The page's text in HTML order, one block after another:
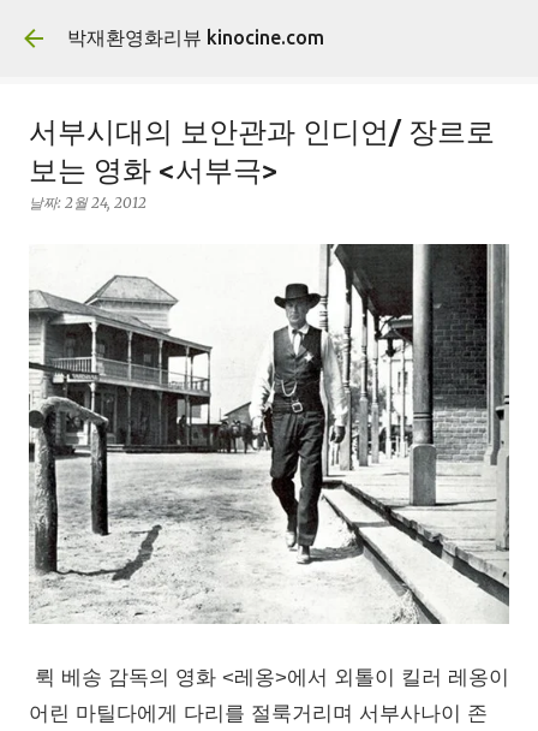
기본 콘텐츠로 건너뛰기
박재환영화리뷰 kinocine.com
서부시대의 보안관과 인디언/ 장르로
보는 영화 <서부극>
날짜: 2월 24, 2012
뤽 베송 감독의 영화 <레옹>에서 외톨이 킬러 레옹이
어린 마틸다에게 다리를 절룩거리며 서부사나이 존